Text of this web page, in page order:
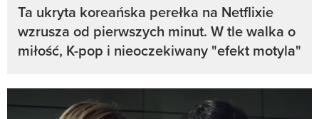
Ta ukryta koreańska perełka na Netflixie
wzrusza od pierwszych minut. W tle walka o
miłość, K-pop i nieoczekiwany "efekt motyla"